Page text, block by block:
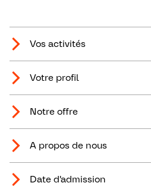
Vos activités
Votre profil
Notre offre
A propos de nous
Date d'admission